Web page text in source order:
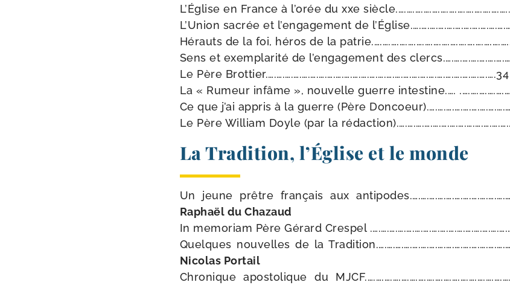
L’Église en France à l’o­rée du xxe
L’Union sacrée et l’en­ga­ge­ment de
Hérauts de la foi, héros de la
Sens et exem­pla­ri­té de l’en­ga­ge­ment des
Le Père Brottier.….….….….….….….….….….….….….….….….….….….….….….….….….….….34
La « Rumeur infâme », nou­velle guerre intes­tine.….
Ce que j’ai appris à la guerre (Père
Le Père William Doyle (par la
La Tradition, l’Église et le monde
Un jeune prêtre fran­çais aux
Raphaël du Chazaud
In memo­riam Père Gérard Crespel
Quelques nou­velles de la
Nicolas Portail
Chronique apos­to­lique du